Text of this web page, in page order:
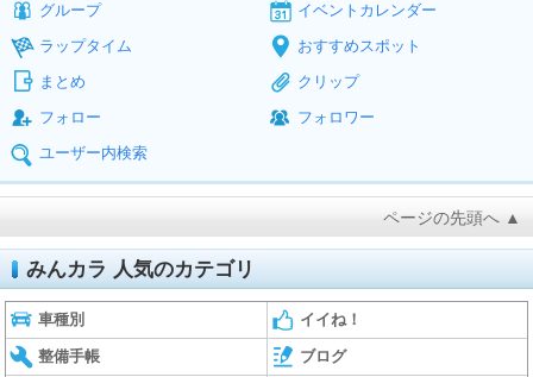
グループ
イベントカレンダー
ラップタイム
おすすめスポット
まとめ
クリップ
フォロー
フォロワー
ユーザー内検索
ページの先頭へ ▲
みんカラ 人気のカテゴリ
車種別 イイね！
整備手帳 ブログ